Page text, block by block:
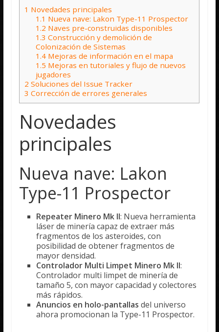
1 Novedades principales
1.1 Nueva nave: Lakon Type-11 Prospector
1.2 Naves pre-construidas disponibles
1.3 Construcción y demolición de
Colonización de Sistemas
1.4 Mejoras de información en el mapa
1.5 Mejoras en tutoriales y flujo de nuevos
jugadores
2 Soluciones del Issue Tracker
3 Corrección de errores generales
Novedades
principales
Nueva nave: Lakon
Type-11 Prospector
Repeater Minero Mk II: Nueva herramienta
láser de minería capaz de extraer más
fragmentos de los asteroides, con
posibilidad de obtener fragmentos de
mayor densidad.
Controlador Multi Limpet Minero Mk II:
Controlador multi limpet de minería de
tamaño 5, con mayor capacidad y colectores
más rápidos.
Anuncios en holo-pantallas del universo
ahora promocionan la Type-11 Prospector.